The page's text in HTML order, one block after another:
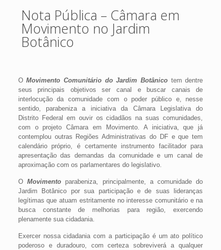
Nota Pública – Câmara em
Movimento no Jardim
Botânico
OMovimento Comunitário do Jardim Botânicotem dentre
seus principais objetivos ser canal e buscar canais de
interlocução da comunidade com o poder público e, nesse
sentido, parabeniza a iniciativa da Câmara Legislativa do
Distrito Federal em ouvir os cidadãos na suas comunidades,
com o projeto Câmara em Movimento. A iniciativa, que já
contemplou outras Regiões Administrativas do DF e que tem
calendário próprio, é certamente instrumento facilitador para
apresentação das demandas da comunidade e um canal de
aproximação com os parlamentares do legislativo.
OMovimento parabeniza, principalmente, a comunidade do
Jardim Botânico por sua participação e de suas lideranças
legítimas que atuam estritamente no interesse comunitário e na
busca constante de melhorias para região, exercendo
plenamente sua cidadania.
Exercer nossa cidadania com a participação é um ato político
poderoso e duradouro, com certeza sobreviverá a qualquer